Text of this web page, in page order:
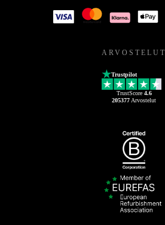
ARVOSTELUT
Trustpilot
TrustScore 4.6
205377 Arvostelut